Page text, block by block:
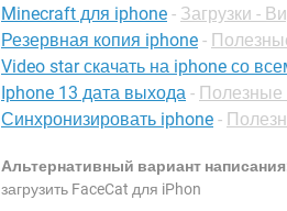
Minecraft для iphone - Загрузки -
Резервная копия iphone -
Video star скачать на iphone со
Iphone 13 дата выхода - Полезные
Синхронизировать iphone -
Альтернативный вариант
загрузить FaceCat для iPhon